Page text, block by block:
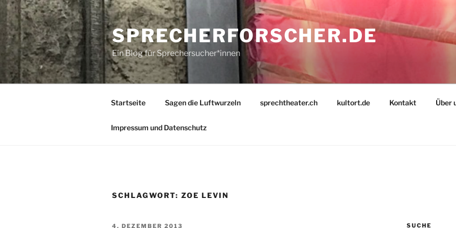
Zum
Inhalt
springen
SPRECHERFORSCHER.DE
Ein Blog für Sprechersucher*innen
Startseite Sagen die Luftwurzeln sprechtheater.ch kultort.de Kontakt Über
Impressum und Datenschutz
SCHLAGWORT: ZOE LEVIN
VERÖFFENTLICHT
4. DEZEMBER 2013 SUCHE